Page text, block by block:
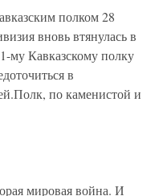
полком 28
вновь втянулась в
му Кавказскому полку
в
по каменистой и
мировая война. И